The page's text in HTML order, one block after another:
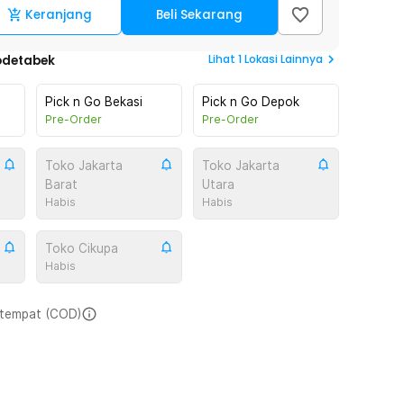
Keranjang Beli Sekarang
Lihat 1Lokasi Lainnya
Pick n Go Bekasi
Pre-Order
Pick n Go Depok
Pre-Order
Toko Jakarta
Barat
Habis
Toko Jakarta
Utara
Habis
Toko Cikupa
Habis
(COD)